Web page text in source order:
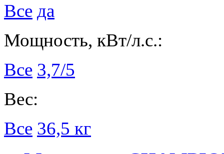
Все да
Мощность, кВт/л.с.:
Все 3,7/5
Вес:
Все 36,5 кг